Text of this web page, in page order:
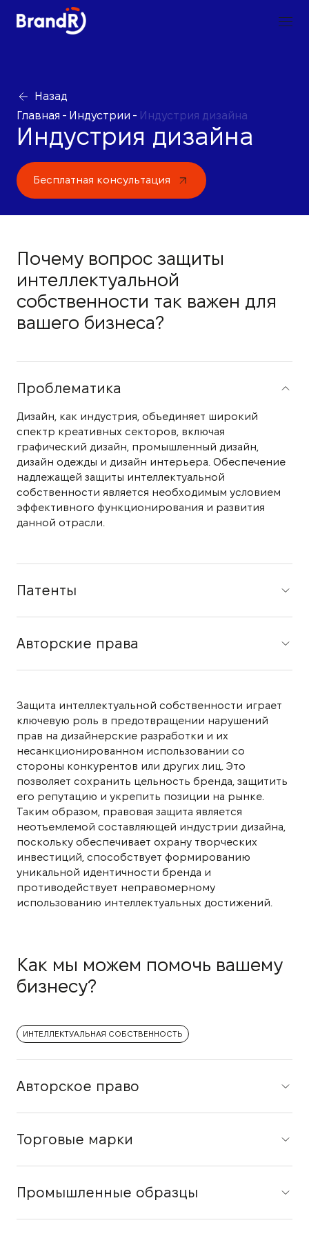
Назад
Главная - Индустрии - Индустрия дизайна
Индустрия дизайна
Бесплатная консультация
Почему вопрос защиты
интеллектуальной
собственности так важен для
вашего бизнеса?
Проблематика
Дизайн, как индустрия, объединяет широкий
спектр креативных секторов, включая
графический дизайн, промышленный дизайн,
дизайн одежды и дизайн интерьера. Обеспечение
надлежащей защиты интеллектуальной
собственности является необходимым условием
эффективного функционирования и развития
данной отрасли.
Патенты
Авторские права
Защита интеллектуальной собственности играет
ключевую роль в предотвращении нарушений
прав на дизайнерские разработки и их
несанкционированном использовании со
стороны конкурентов или других лиц. Это
позволяет сохранить цельность бренда, защитить
его репутацию и укрепить позиции на рынке.
Таким образом, правовая защита является
неотъемлемой составляющей индустрии дизайна,
поскольку обеспечивает охрану творческих
инвестиций, способствует формированию
уникальной идентичности бренда и
противодействует неправомерному
использованию интеллектуальных достижений.
Как мы можем помочь вашему
бизнесу?
ИНТЕЛЛЕКТУАЛЬНАЯ СОБСТВЕННОСТЬ
Авторское право
Торговые марки
Промышленные образцы